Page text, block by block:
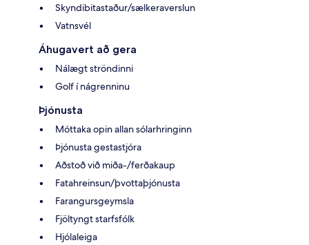
Skyndibitastaður/sælkeraverslun
Vatnsvél
Áhugavert að gera
Nálægt ströndinni
Golf í nágrenninu
Þjónusta
Móttaka opin allan sólarhringinn
Þjónusta gestastjóra
Aðstoð við miða-/ferðakaup
Fatahreinsun/þvottaþjónusta
Farangursgeymsla
Fjöltyngt starfsfólk
Hjólaleiga